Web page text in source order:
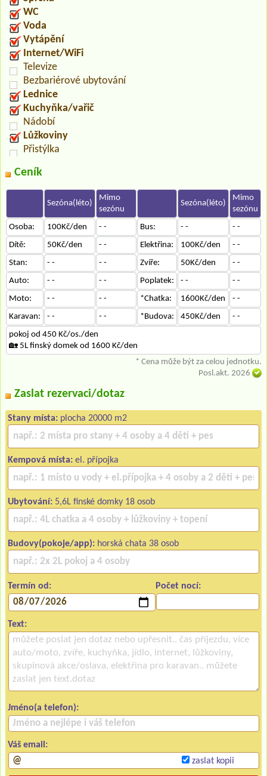
WC
Voda
Vytápění
Internet/WiFi
Televize
Bezbariérové ubytování
Lednice
Kuchyňka/vařič
Nádobí
Lůžkoviny
Přistýlka
Ceník
Sezóna(léto)
Mimo
sezónu
Sezóna(léto)
Mimo
sezónu
Osoba:
100Kč/den - - Bus: - -
- -
Dítě:
50Kč/den - - Elektřina: 100Kč/den
- -
Stan:
- - - - Zvíře: 50Kč/den
- -
Auto:
- - - - Poplatek: - -
- -
Moto:
- - - - *Chatka: 1600Kč/den
- -
Karavan:
- - - - *Budova: 450Kč/den
- -
pokoj od 450 Kč/os./den
🏡 5L finský domek od 1600 Kč/den
* Cena může být za celou jednotku.
Posl.akt. 2026
Zaslat rezervaci/dotaz
Stany místa: plocha 20000 m2
Kempová místa: el. přípojka
Ubytování: 5,6L finské domky 18 osob
Budovy(pokoje/app): horská chata 38 osob
Termín od: Počet nocí:
Text:
Jméno(a telefon):
Váš email:
zaslat kopii